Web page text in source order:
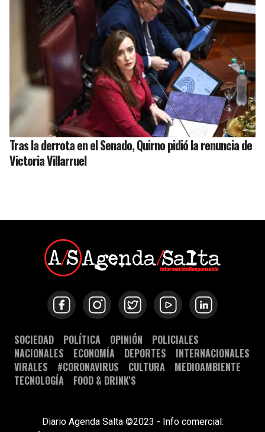
Tras la derrota en el Senado, Quirno pidió la renuncia de
Victoria Villarruel
SOCIEDAD POLÍTICA OPINIÓN
POLICIALES
NACIONALES
ECONOMÍA DEPORTES
INTERNACIONALES
VIRALES
#CORONAVIRUS CULTURA
MEDIOAMBIENTE
TECNOLOGÍA
FOOD & DRINK'S
Diario Agenda Salta ©2023 - Info comercial: